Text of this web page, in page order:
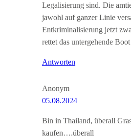
Legalisierung sind. Die
jawohl auf ganzer Linie
Entkriminalisierung jetzt
rettet das untergehende
Antworten
Anonym
05.08.2024
Bin in Thailand, überall
kaufen….überall